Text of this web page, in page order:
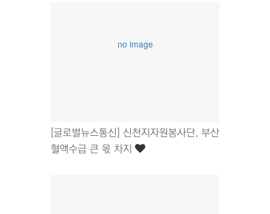
no image
[글로벌뉴스통신] 신천지자원봉사단, 부산
혈액수급 큰 몫 차지